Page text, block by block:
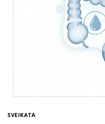
SVEIKATA